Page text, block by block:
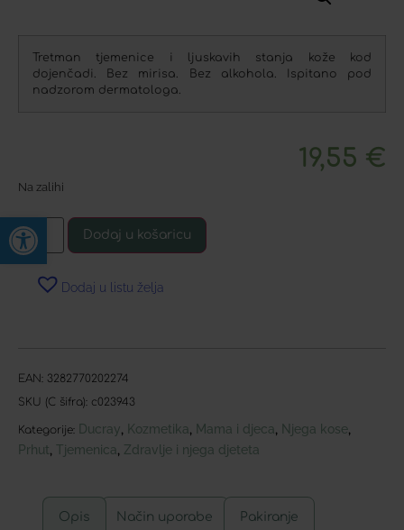
Open toolbar
Tretman tjemenice i ljuskavih stanja kože kod
dojenčadi. Bez mirisa. Bez alkohola. Ispitano pod
nadzorom dermatologa.
19,55 €
Na zalihi
Dodaj u košaricu
Dodaj u listu želja
EAN: 3282770202274
SKU (C šifra): c023943
Kategorije: Ducray, Kozmetika, Mama i djeca, Njega kose,
Prhut, Tjemenica, Zdravlje i njega djeteta
Opis Način uporabe Pakiranje